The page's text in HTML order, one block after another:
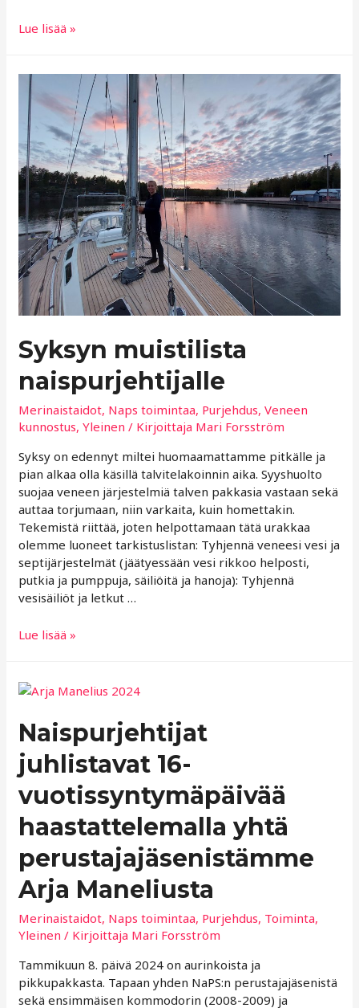
Kesän
Tiinan
muistoja
viime
kesän
jäsenpurjehdukselta
Lue lisää »
Syksyn muistilista
naispurjehtijalle
Merinaistaidot, Naps toimintaa, Purjehdus,Veneen
kunnostus,Yleinen / Kirjoittaja Mari Forsström
Syksy on edennyt miltei huomaamattamme pitkälle ja
pian alkaa olla käsillä talvitelakoinnin aika. Syyshuolto
suojaa veneen järjestelmiä talven pakkasia vastaan sekä
auttaa torjumaan, niin varkaita, kuin homettakin.
Tekemistä riittää, joten helpottamaan tätä urakkaa
olemme luoneet tarkistuslistan: Tyhjennä veneesi vesi ja
septijärjestelmät (jäätyessään vesi rikkoo helposti,
putkia ja pumppuja, säiliöitä ja hanoja): Tyhjennä
vesisäiliöt ja letkut …
Syksyn
Lue lisää »
Naispurjehtijat
juhlistavat 16-
vuotissyntymäpäivää
haastattelemalla yhtä
perustajajäsenistämme
Arja Maneliusta
Merinaistaidot, Naps toimintaa, Purjehdus, Toiminta,
Yleinen / Kirjoittaja Mari Forsström
Tammikuun 8. päivä 2024 on aurinkoista ja
pikkupakkasta. Tapaan yhden NaPS:n perustajajäsenistä
sekä ensimmäisen kommodorin (2008-2009) ja